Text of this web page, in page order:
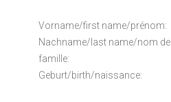
Vorname/first name/prénom:
Nachname/last name/nom de
famille:
Geburt/birth/naissance: